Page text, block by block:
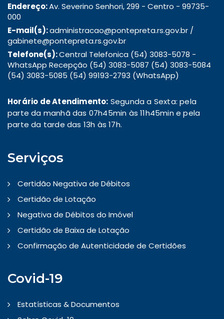
Endereço:Av. Severino Senhori, 299 - Centro - 99735-
000
E-mail(s):administracao@pontepreta.rs.gov.br /
gabinete@pontepreta.rs.gov.br
Telefone(s):Central Telefonica (54) 3083-5078 -
WhatsApp Recepção (54) 3083-5087 (54) 3083-5084
(54) 3083-5085 (54) 99193-2793 (WhatsApp)
Horário de Atendimento: Segunda a Sexta: pela
parte da manhã das 07h45min às 11h45min e pela
parte da tarde das 13h às 17h.
Serviços
Certidão Negativa de Débitos
Certidão de Lotação
Negativa de Débitos do Imóvel
Certidão de Baixa de Lotação
Confirmação de Autenticidade de Certidões
Covid-19
Estatísticas & Documentos